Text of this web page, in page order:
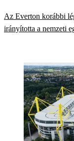
Az Everton korábbi
irányította a nemzeti